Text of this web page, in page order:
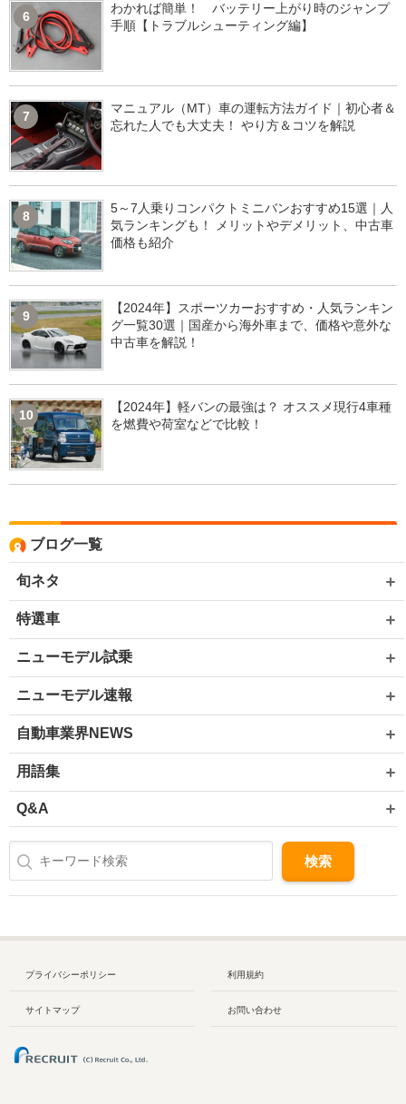
6
わかれば簡単！ バッテリー上がり時のジャンプ
手順【トラブルシューティング編】
7
マニュアル（MT）車の運転方法ガイド｜初心者＆
忘れた人でも大丈夫！ やり方＆コツを解説
8
5～7人乗りコンパクトミニバンおすすめ15選｜人
気ランキングも！ メリットやデメリット、中古車
価格も紹介
9
【2024年】スポーツカーおすすめ・人気ランキン
グ一覧30選｜国産から海外車まで、価格や意外な
中古車を解説！
10
【2024年】軽バンの最強は？ オススメ現行4車種
を燃費や荷室などで比較！
ブログ一覧
旬ネタ
特選車
ニューモデル試乗
ニューモデル速報
自動車業界NEWS
用語集
Q&A
プライバシーポリシー 利用規約
サイトマップ お問い合わせ